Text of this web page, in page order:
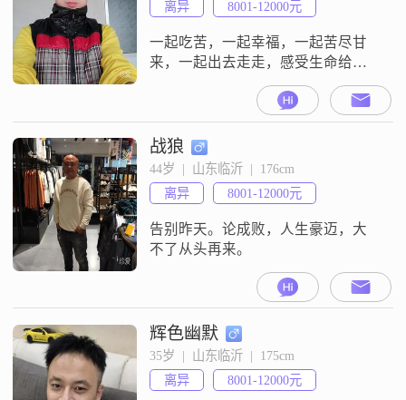
人之间的相处应该多一些理解和宽
容，少一些计
离异
8001-12000元
一起吃苦，一起幸福，一起苦尽甘
来，一起出去走走，感受生命给予
的一切，不谈恋钱，只谈理想
战狼
44岁  |  山东临沂  |  176cm
离异
8001-12000元
告别昨天。论成败，人生豪迈，大
不了从头再来。
辉色幽默
35岁  |  山东临沂  |  175cm
离异
8001-12000元